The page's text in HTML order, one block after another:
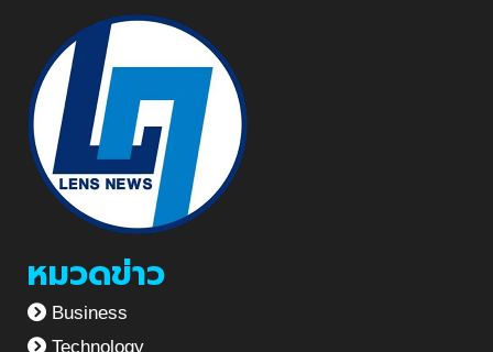
หมวดข่าว
Business
Technology